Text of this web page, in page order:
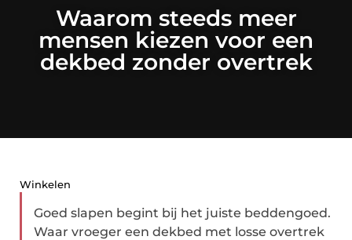
Waarom steeds meer
mensen kiezen voor een
dekbed zonder overtrek
Winkelen
Goed slapen begint bij het juiste beddengoed.
Waar vroeger een dekbed met losse overtrek